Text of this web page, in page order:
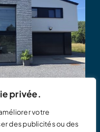
privée.
votre
des publicités ou des